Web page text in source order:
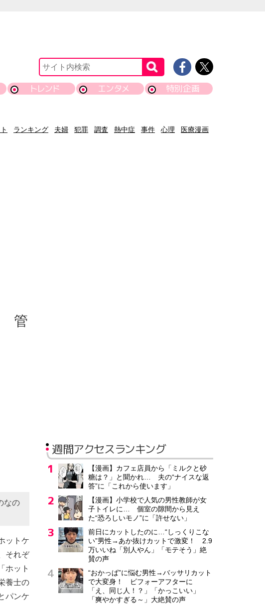
トレンド エンタメ 特別企画
ランキング 夫婦 犯罪 調査 熱中症 事件 心理
医療漫画
管
なの
ットケ
それぞ
ホット
養士の
パンケ
週間アクセスランキング
【漫画】カフェ店員から「ミルクと砂
糖は？」と聞かれ… 夫の“ナイスな返
答”に「これから使います」
【漫画】小学校で人気の男性教師が女
子トイレに… 個室の隙間から見え
た“恐ろしいモノ”に「許せない」
前日にカットしたのに…“しっくりこな
い”男性→あか抜けカットで激変！ 2.9
万いいね「別人やん」「モテそう」絶
賛の声
“おかっぱ”に悩む男性→バッサリカット
で大変身！ ビフォーアフターに
「え、同じ人！？」「かっこいい」
「爽やかすぎる～」大絶賛の声